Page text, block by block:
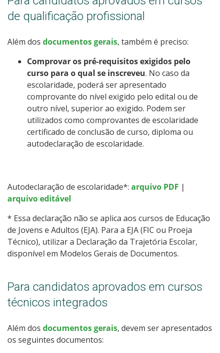
de qualificação profissional
Além dos documentos gerais, também é preciso:
Comprovar os pré-requisitos exigidos pelo
curso para o qual se inscreveu. No caso da
escolaridade, poderá ser apresentado
comprovante do nível exigido pelo edital ou de
outro nível, superior ao exigido. Podem ser
utilizados como comprovantes de escolaridade
certificado de conclusão de curso, diploma ou
autodeclaração de escolaridade.
Autodeclaração de escolaridade*: arquivo PDF |
arquivo editável
* Essa declaração não se aplica aos cursos de Educação
de Jovens e Adultos (EJA). Para a EJA (FIC ou Proeja
Técnico), utilizar a Declaração da Trajetória Escolar,
disponível em Modelos Gerais de Documentos.
Para candidatos aprovados em cursos
técnicos integrados
Além dos documentos gerais, devem ser apresentados
os seguintes documentos: